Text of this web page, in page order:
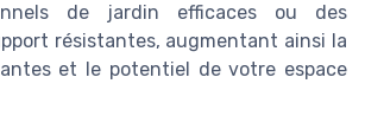
de jardin efficaces ou des
résistantes, augmentant ainsi la
et le potentiel de votre espace